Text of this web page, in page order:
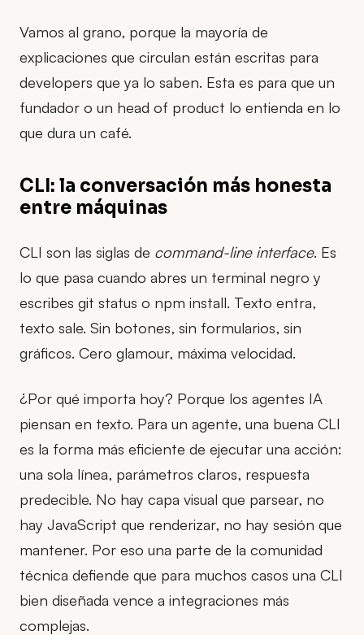
Vamos al grano, porque la mayoría de
explicaciones que circulan están escritas para
developers que ya lo saben. Esta es para que un
fundador o un head of product lo entienda en lo
que dura un café.
CLI: la conversación más honesta
entre máquinas
CLI son las siglas de command-line interface. Es
lo que pasa cuando abres un terminal negro y
escribes git status o npm install. Texto entra,
texto sale. Sin botones, sin formularios, sin
gráficos. Cero glamour, máxima velocidad.
¿Por qué importa hoy? Porque los agentes IA
piensan en texto. Para un agente, una buena CLI
es la forma más eficiente de ejecutar una acción:
una sola línea, parámetros claros, respuesta
predecible. No hay capa visual que parsear, no
hay JavaScript que renderizar, no hay sesión que
mantener. Por eso una parte de la comunidad
técnica defiende que para muchos casos una CLI
bien diseñada vence a integraciones más
complejas.